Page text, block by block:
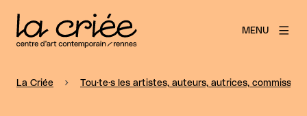
MENU
La Criée Tou·te·s les artistes, auteurs, autrices,